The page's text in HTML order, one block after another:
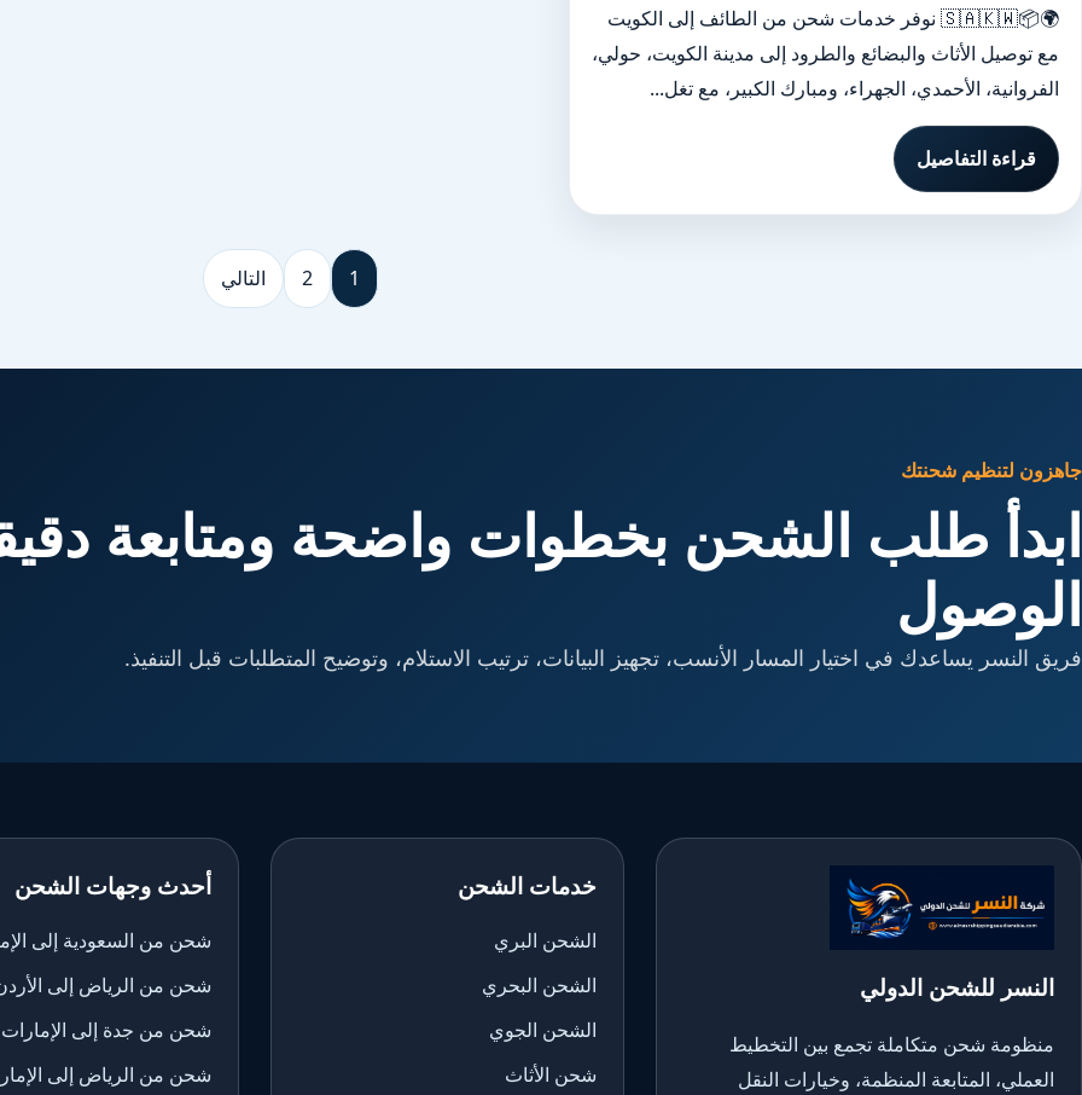
🌍📦🇸🇦🇰🇼 نوفر خدمات شحن من الطائف إلى الكويت
مع توصيل الأثاث والبضائع والطرود إلى مدينة الكويت، حولي،
الفروانية، الأحمدي، الجهراء، ومبارك الكبير، مع تغل...
قراءة التفاصيل
1
2 التالي
جاهزون لتنظيم شحنتك
ابدأ طلب الشحن بخطوات واضحة ومتابعة
الوصول
فريق النسر يساعدك في اختيار المسار الأنسب، تجهيز البيانات، ترتيب الاستلام، وتوضيح المتطلبات قبل التنفيذ.
النسر للشحن الدولي
منظومة شحن متكاملة تجمع بين التخطيط
العملي، المتابعة المنظمة، وخيارات النقل
خدمات الشحن
الشحن البري
الشحن البحري
الشحن الجوي
شحن الأثاث
أحدث وجهات الشحن
شحن من السعودية إلى
شحن من الرياض إلى
شحن من جدة إلى الإمارات
شحن من الرياض إلى